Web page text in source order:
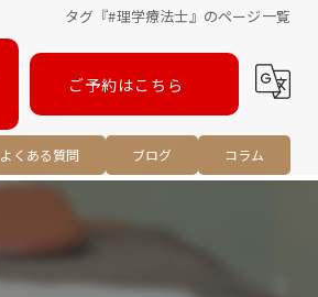
タグ『#理学療法士』のページ一覧
ご予約はこちら
よくある質問 ブログ コラム